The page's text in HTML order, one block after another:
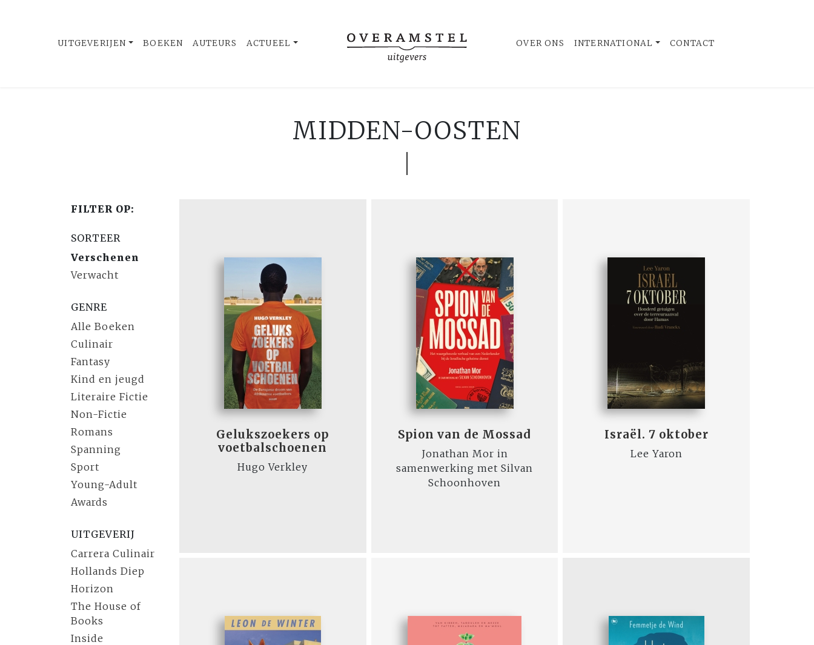
UITGEVERIJEN BOEKEN AUTEURS ACTUEEL OVER ONS INTERNATIONAL CONTACT
MIDDEN-OOSTEN
FILTER OP:
SORTEER
Verschenen
Verwacht
GENRE
Alle Boeken
Culinair
Fantasy
Kind en jeugd
Literaire Fictie
Non-Fictie
Romans
Spanning
Sport
Young-Adult
Awards
UITGEVERIJ
Carrera Culinair
Hollands Diep
Horizon
The House of
Books
Inside
Gelukszoekers op
voetbalschoenen
Hugo Verkley
Spion van de Mossad
Jonathan Mor in
samenwerking met Silvan
Schoonhoven
Israël. 7 oktober
Lee Yaron